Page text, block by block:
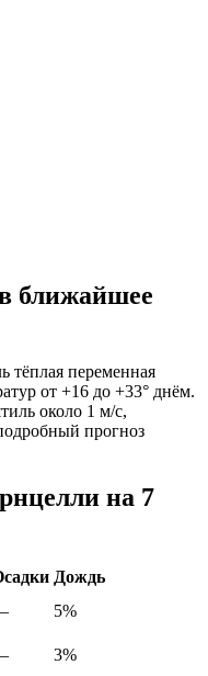
ближайшее
тёплая переменная
от +16 до +33° днём.
около 1 м/с,
прогноз
на 7
Дождь
5%
3%